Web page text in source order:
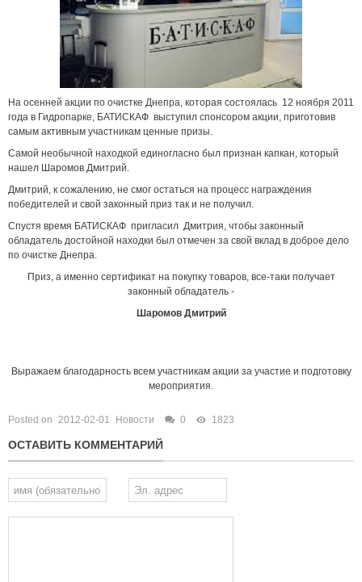
На осенней акции по очистке Днепра, которая состоялась 12 ноября 2011
года в Гидропарке, БАТИСКАФ выступил спонсором акции, приготовив
самым активным участникам ценные призы.
Самой необычной находкой единогласно был признан капкан, который
нашел Шаромов Дмитрий.
Дмитрий, к сожалению, не смог остаться на процесс награждения
победителей и свой законный приз так и не получил.
Спустя время БАТИСКАФ пригласил Дмитрия, чтобы законный
обладатель достойной находки был отмечен за свой вклад в доброе дело
по очистке Днепра.
Приз, а именно сертификат на покупку товаров, все-таки получает
законный обладатель -
Шаромов Дмитрий
Выражаем благодарность всем участникам акции за участие и подготовку
мероприятия.
Posted on 2012-02-01 Новости 0 1823
ОСТАВИТЬ КОММЕНТАРИЙ